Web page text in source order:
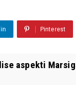
Pinterest
aspekti